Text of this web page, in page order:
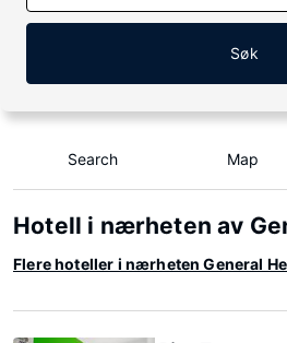
Søk
Search Map
Hotell i nærheten av
Flere hoteller i nærheten General